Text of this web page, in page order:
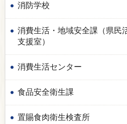
消防学校
消費生活・地域安全課（県民
支援室）
消費生活センター
食品安全衛生課
置賜食肉衛生検査所